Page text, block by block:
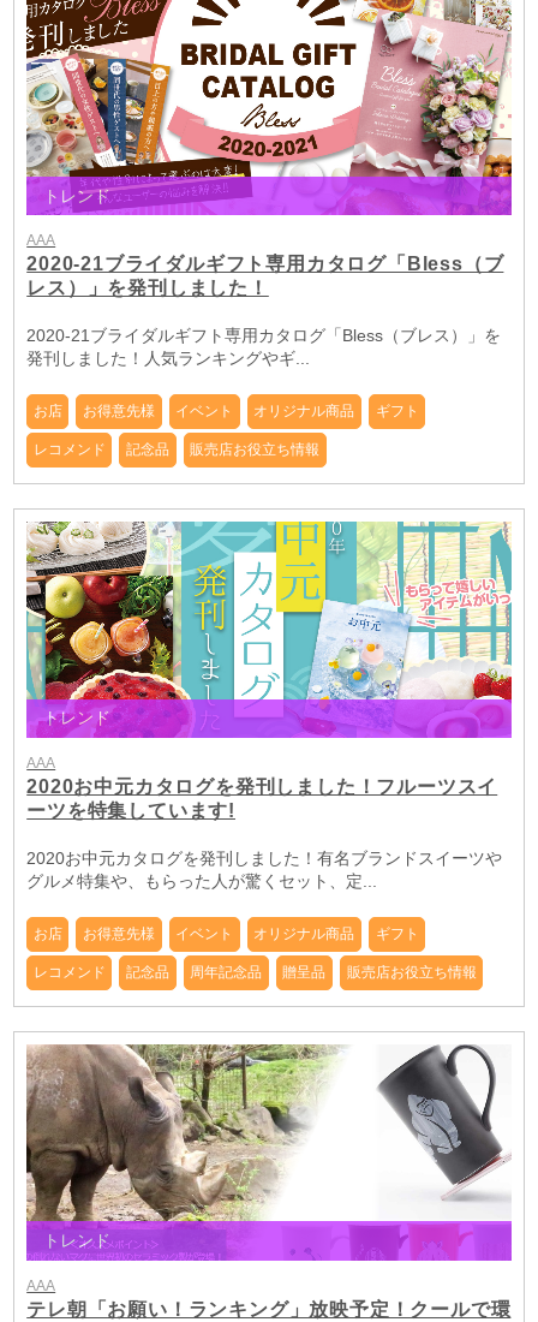
トレンド
AAA
2020-21ブライダルギフト専用カタログ「Bless（ブ
レス）」を発刊しました！
2020-21ブライダルギフト専用カタログ「Bless（ブレス）」を
発刊しました！人気ランキングやギ...
お店 お得意先様 イベント オリジナル商品 ギフト
レコメンド 記念品 販売店お役立ち情報
トレンド
AAA
2020お中元カタログを発刊しました！フルーツスイ
ーツを特集しています!
2020お中元カタログを発刊しました！有名ブランドスイーツや
グルメ特集や、もらった人が驚くセット、定...
お店 お得意先様 イベント オリジナル商品 ギフト
レコメンド 記念品 周年記念品 贈呈品 販売店お役立ち情報
トレンド
AAA
テレ朝「お願い！ランキング」放映予定！クールで環